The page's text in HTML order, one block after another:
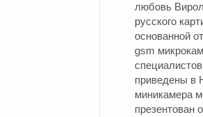
любовь
русского
основанной
gsm
приведены в
миникамера
презентован